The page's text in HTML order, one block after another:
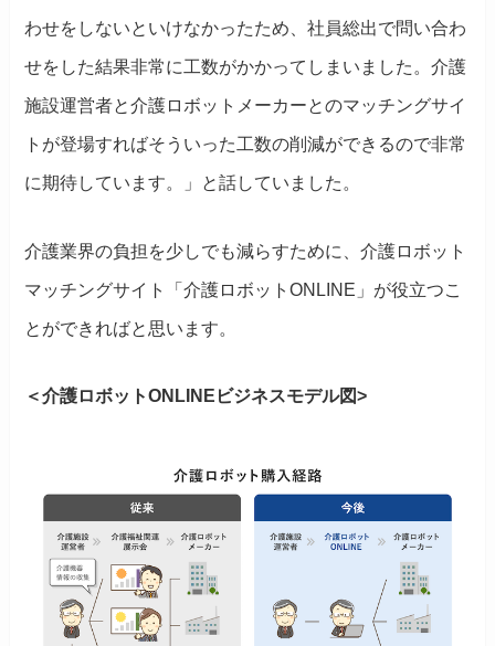
わせをしないといけなかったため、社員総出で問い合わ
せをした結果非常に工数がかかってしまいました。介護
施設運営者と介護ロボットメーカーとのマッチングサイ
トが登場すればそういった工数の削減ができるので非常
に期待しています。」と話していました。
介護業界の負担を少しでも減らすために、介護ロボット
マッチングサイト「介護ロボットONLINE」が役立つこ
とができればと思います。
＜介護ロボットONLINEビジネスモデル図>